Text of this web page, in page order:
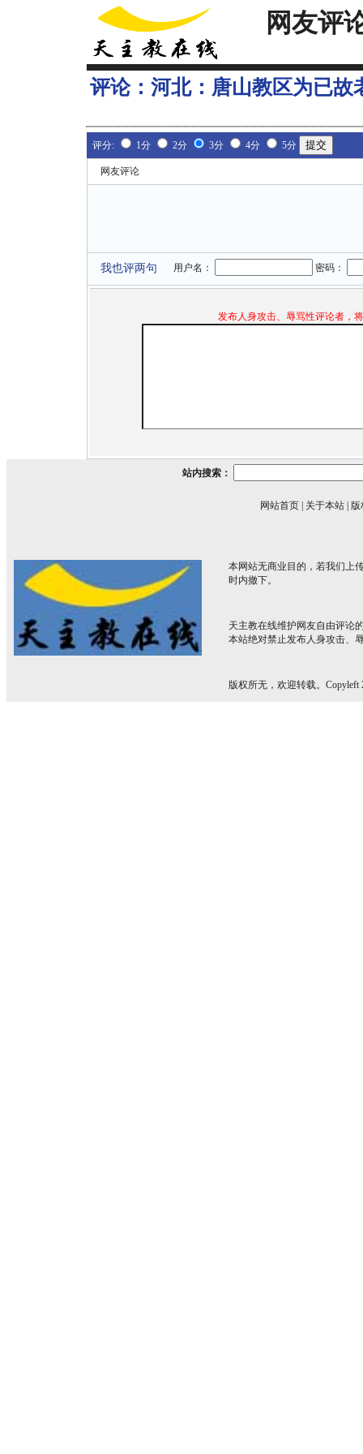
网友评
评论： 河北：唐山教区为已故
评分: 1分 2分 3分 4分 5分
网友评论
我也评两句 用户名： 密码：
发布人身攻击、辱骂性评论者，
站内搜索：
网站首页 关于本站 版
本网站无商业目的，若我们上
时内撤下。
天主教在线维护网友自由评论
本站绝对禁止发布人身攻击、
版权所无，欢迎转载。